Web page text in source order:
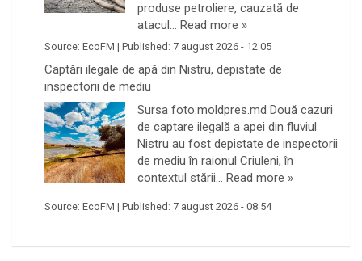
produse petroliere, cauzată de
atacul… Read more »
Source: EcoFM | Published: 7 august 2026 - 12:05
Captări ilegale de apă din Nistru, depistate de
inspectorii de mediu
Sursa foto:moldpres.md Două cazuri
de captare ilegală a apei din fluviul
Nistru au fost depistate de inspectorii
de mediu în raionul Criuleni, în
contextul stării… Read more »
Source: EcoFM | Published: 7 august 2026 - 08:54